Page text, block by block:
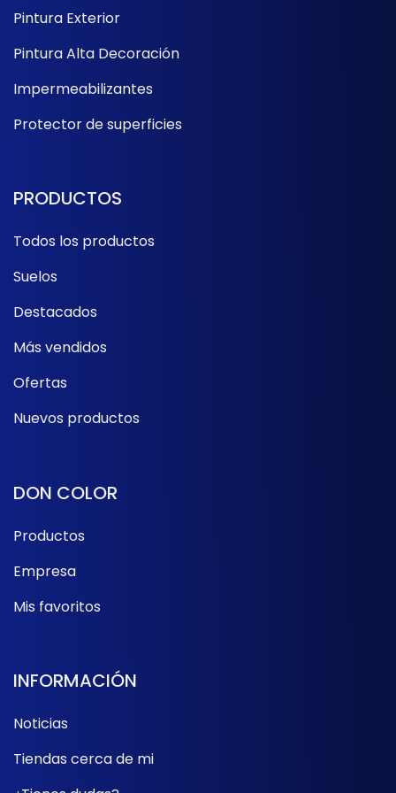
DE
Pintura Exterior
Pintura Alta Decoración
Impermeabilizantes
Protector de superficies
PRODUCTOS
Todos los productos
Suelos
Destacados
Más vendidos
Ofertas
Nuevos productos
DON COLOR
Productos
Empresa
Mis favoritos
INFORMACIÓN
Noticias
Tiendas cerca de mi